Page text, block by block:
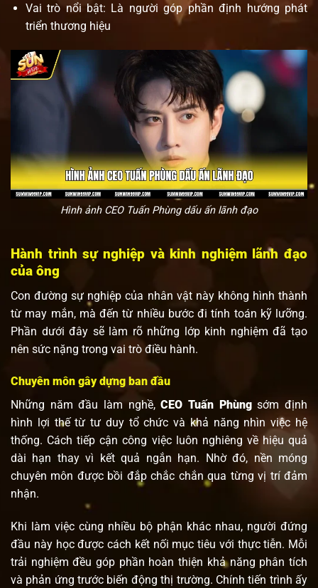
Vai trò nổi bật: Là người góp phần định hướng phát
triển thương hiệu
Hình ảnh CEO Tuấn Phùng dấu ấn lãnh đạo
Hành trình sự nghiệp và kinh nghiệm lãnh đạo
của ông
Con đường sự nghiệp của nhân vật này không hình thành
từ may mắn, mà đến từ nhiều bước đi tính toán kỹ lưỡng.
Phần dưới đây sẽ làm rõ những lớp kinh nghiệm đã tạo
nên sức nặng trong vai trò điều hành.
Chuyên môn gây dựng ban đầu
Những năm đầu làm nghề,CEO Tuấn Phùngsớm định
hình lợi thế từ tư duy tổ chức và khả năng nhìn việc hệ
thống. Cách tiếp cận công việc luôn nghiêng về hiệu quả
dài hạn thay vì kết quả ngắn hạn. Nhờ đó, nền móng
chuyên môn được bồi đắp chắc chắn qua từng vị trí đảm
nhận.
Khi làm việc cùng nhiều bộ phận khác nhau, người đứng
đầu này học được cách kết nối mục tiêu với thực tiễn. Mỗi
trải nghiệm đều góp phần hoàn thiện khả năng phân tích
và phản ứng trước biến động thị trường. Chính tiến trình ấy